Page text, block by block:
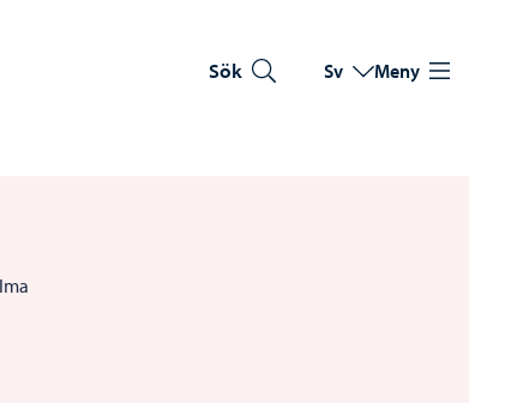
Sök Byt språk
Nuvarande språk:
Sv Meny